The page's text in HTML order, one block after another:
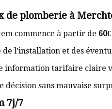
de plomberie à
commence à partir de
l’installation et des
tarifaire claire
sans mauvaise
7j/7